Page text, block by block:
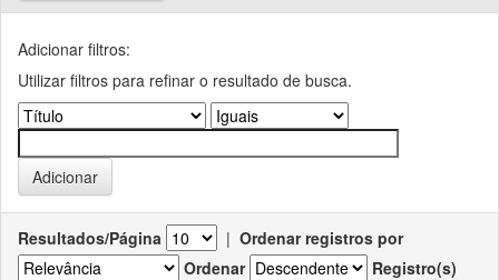
Adicionar filtros:
Utilizar filtros para refinar o resultado de busca.
Resultados/Página | Ordenar registros por
Ordenar
Registro(s)